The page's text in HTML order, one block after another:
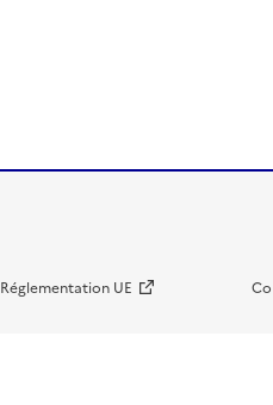
Réglementation UE